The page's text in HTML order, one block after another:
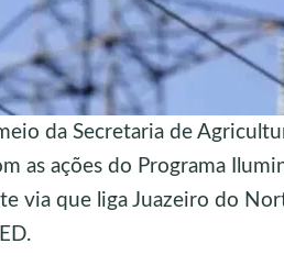
da Secretaria de
as ações do Programa
via que liga Juazeiro do